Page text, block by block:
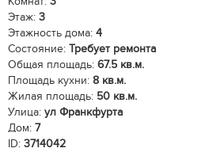
Этаж: 3
Этажность дома: 4
Состояние: Требует ремонта
Общая площадь: 67.5 кв.м.
Площадь кухни: 8 кв.м.
Жилая площадь: 50 кв.м.
Улица: ул Франкфурта
Дом: 7
ID: 3714042